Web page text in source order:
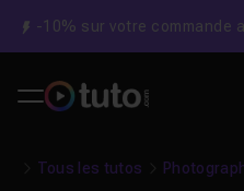
-10% sur votre commande
Tous les tutos